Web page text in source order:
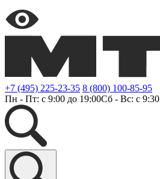
+7 (495) 225-23-35 8 (800) 100-85-95
Пн - Пт: с 9:00 до 19:00Сб - Вс: с